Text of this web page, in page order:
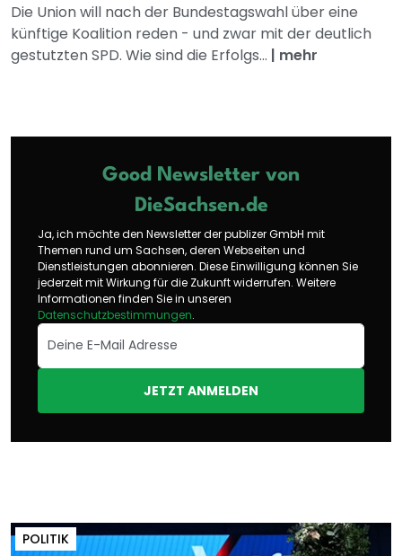
Die Union will nach der Bundestagswahl über eine
künftige Koalition reden - und zwar mit der deutlich
gestutzten SPD. Wie sind die Erfolgs... | mehr
Good Newsletter von
DieSachsen.de
Ja, ich möchte den Newsletter der publizer GmbH mit
Themen rund um Sachsen, deren Webseiten und
Dienstleistungen abonnieren. Diese Einwilligung können Sie
jederzeit mit Wirkung für die Zukunft widerrufen. Weitere
Informationen finden Sie in unseren
Datenschutzbestimmungen.
JETZT ANMELDEN
POLITIK